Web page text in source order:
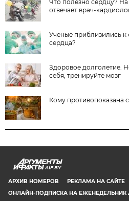
Что полезно сердцу?
отвечает врач-
Ученые приблизились к
сердца?
Здоровое долголетие.
себя, тренируйте мозг
Кому противопоказана
AIF.BY
АРХИВ НОМЕРОВ РЕКЛАМА НА САЙТЕ
ОНЛАЙН-ПОДПИСКА НА ЕЖЕНЕДЕЛЬНИК